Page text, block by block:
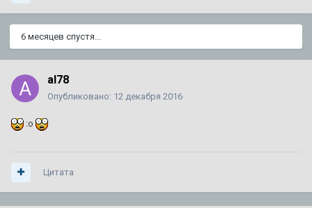
6 месяцев спустя...
al78
Опубликовано: 12 декабря 2016
:o
Цитата